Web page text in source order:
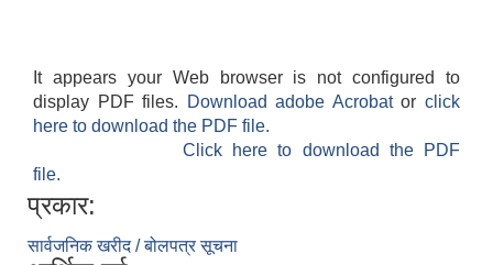
It appears your Web browser is not configured to
display PDF files.
Download adobe Acrobatorclick
here to download the PDF file.
Click here to download the PDF
file.
प्रकार:
सार्वजनिक खरीद / बोलपत्र सूचना